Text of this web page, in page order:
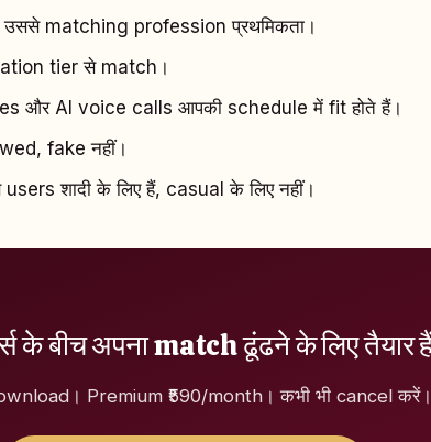
उससे matching profession प्रथमिकता।
tier से match।
और AI voice calls आपकी schedule में fit होते हैं।
fake नहीं।
शादी के लिए हैं, casual के लिए नहीं।
के बीच अपना match ढूंढने के लिए तैयार
Premium ₹590/month। कभी भी cancel करें।